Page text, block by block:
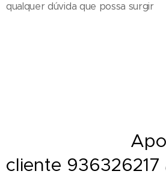
qualquer dúvida que possa surgir
A
cliente 936326217